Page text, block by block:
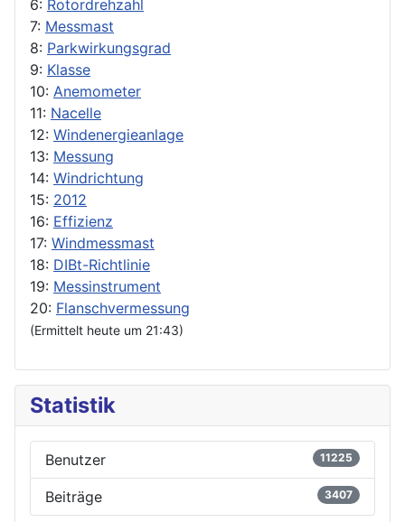
6: Rotordrehzahl
7: Messmast
8: Parkwirkungsgrad
9: Klasse
10: Anemometer
11: Nacelle
12: Windenergieanlage
13: Messung
14: Windrichtung
15: 2012
16: Effizienz
17: Windmessmast
18: DIBt-Richtlinie
19: Messinstrument
20: Flanschvermessung
(Ermittelt heute um 21:43)
Statistik
Benutzer 11225
Beiträge 3407